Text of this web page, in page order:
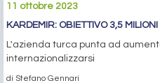
11 ottobre 2023
KARDEMIR: OBIETTIVO 3,5
L'azienda turca punta ad
internazionalizzarsi
di Stefano Gennari